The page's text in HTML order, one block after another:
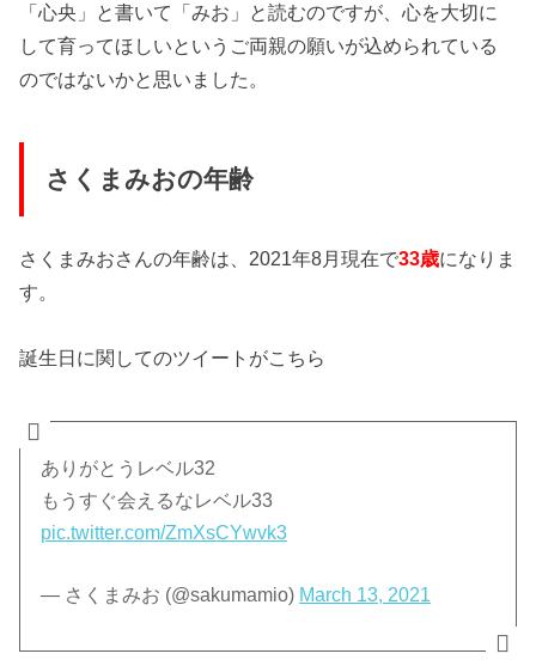
「心央」と書いて「みお」と読むのですが、心を大切に
して育ってほしいというご両親の願いが込められている
のではないかと思いました。
さくまみおの年齢
さくまみおさんの年齢は、2021年8月現在で33歳になりま
す。
誕生日に関してのツイートがこちら
ありがとうレベル32
もうすぐ会えるなレベル33
pic.twitter.com/ZmXsCYwvk3
— さくまみお (@sakumamio) March 13, 2021